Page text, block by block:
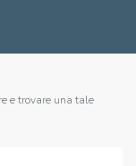
e trovare una tale